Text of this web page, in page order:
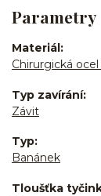
Parametry
Materiál
Chirurgická ocel
Typ zavírání
Závit
Typ
Banánek
Tloušťka